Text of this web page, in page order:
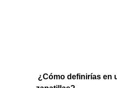
¿Cómo definirías en